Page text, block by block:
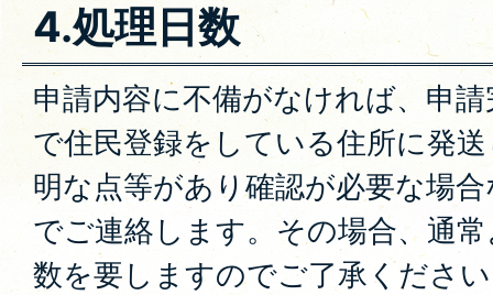
4.処理日数
申請内容に不備がなければ、申
で住民登録をしている住所に発
明な点等があり確認が必要な場
でご連絡します。その場合、通
数を要しますのでご了承くださ